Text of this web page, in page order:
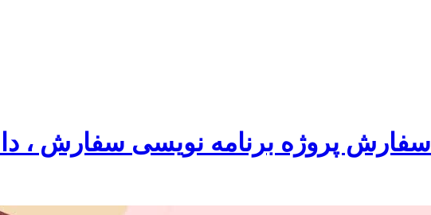
سفارش پروژه برنامه نویسی سفارش ،